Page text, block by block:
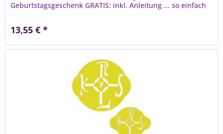
Geburtstagsgeschenk GRATIS: inkl. Anleitung ... so einfach
13,55 € *